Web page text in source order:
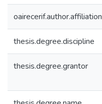
oairecerif.author.affiliation
thesis.degree.discipline
thesis.degree.grantor